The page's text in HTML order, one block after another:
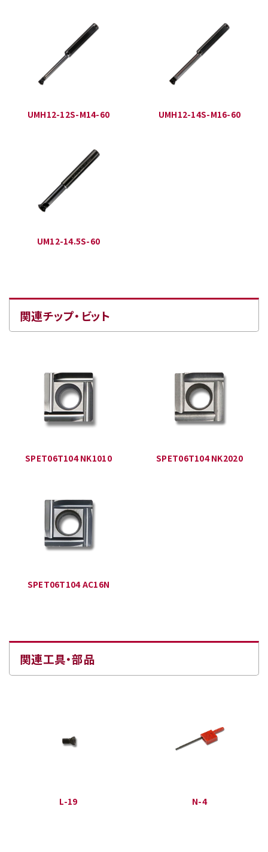
UMH12-12S-M14-60 UMH12-14S-M16-60
UM12-14.5S-60
関連チップ・ビット
SPET06T104 NK1010 SPET06T104 NK2020
SPET06T104 AC16N
関連工具・部品
L-19 N-4